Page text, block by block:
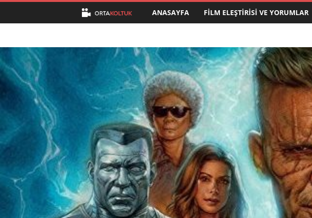
t
a
K
o
l
t
u
k
ANASAYFA FILM ELEŞTIRISI VE YORUMLAR